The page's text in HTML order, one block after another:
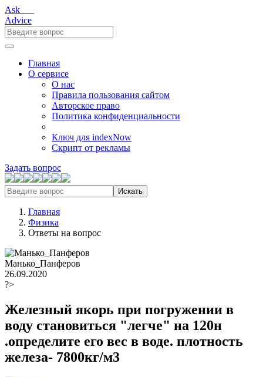
Ask___
Advice
Главная
О сервисе
О нас
Правила пользования сайтом
Авторское право
Политика конфиденциальности
Ключ для indexNow
Скрипт от рекламы
Задать вопрос
Искать
Главная
Физика
Ответы на вопрос
Манько_Панферов
26.09.2020
?>
Железный якорь при погружении в
воду становиться "легче" на 120н
.определите его вес в воде. плотность
железа- 7800кг/м3